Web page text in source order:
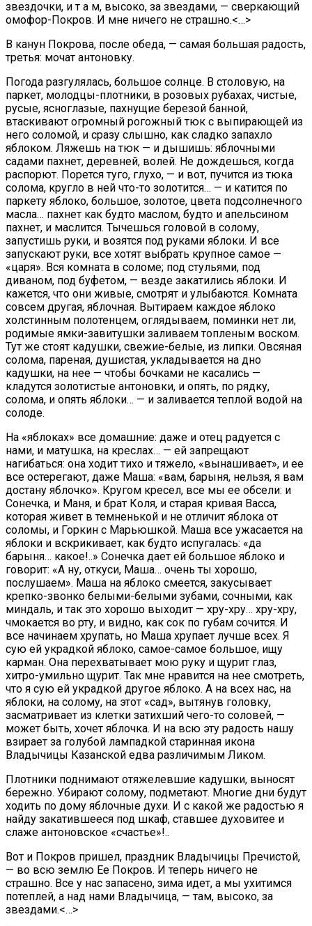
звездочки, и т а м, высоко, за звездами, — сверкающий
омофор-Покров. И мне ничего не страшно.<…>
В канун Покрова, после обеда, — самая большая радость,
третья: мочат антоновку.
Погода разгулялась, большое солнце. В столовую, на
паркет, молодцы-плотники, в розовых рубахах, чистые,
русые, ясноглазые, пахнущие березой банной,
втаскивают огромный рогожный тюк с выпирающей из
него соломой, и сразу слышно, как сладко запахло
яблоком. Ляжешь на тюк — и дышишь: яблочными
садами пахнет, деревней, волей. Не дождешься, когда
распорют. Порется туго, глухо, — и вот, пучится из тюка
солома, кругло в ней что-то золотится… — и катится по
паркету яблоко, большое, золотое, цвета подсолнечного
масла… пахнет как будто маслом, будто и апельсином
пахнет, и маслится. Тычешься головой в солому,
запустишь руки, и возятся под руками яблоки. И все
запускают руки, все хотят выбрать крупное самое —
«царя». Вся комната в соломе; под стульями, под
диваном, под буфетом, — везде закатились яблоки. И
кажется, что они живые, смотрят и улыбаются. Комната
совсем другая, яблочная. Вытираем каждое яблоко
холстинным полотенцем, оглядываем, поминки нет ли,
родимые ямки-завитушки заливаем топленым воском.
Тут же стоят кадушки, свежие-белые, из липки. Овсяная
солома, пареная, душистая, укладывается на дно
кадушки, на нее — чтобы бочками не касались —
кладутся золотистые антоновки, и опять, по рядку,
солома, и опять яблоки… — и заливается теплой водой на
солоде.
На «яблоках» все домашние: даже и отец радуется с
нами, и матушка, на креслах… — ей запрещают
нагибаться: она ходит тихо и тяжело, «вынашивает», и ее
все остерегают, даже Маша: «вам, барыня, нельзя, я вам
достану яблочко». Кругом кресел, все мы ее обсели: и
Сонечка, и Маня, и брат Коля, и старая кривая Васса,
которая живет в темненькой и не отличит яблока от
соломы, и Горкин с Марьюшкой. Маша все ужасается на
яблоки и вскрикивает, как будто испугалась: «да
барыня… какое!..» Сонечка дает ей большое яблоко и
говорит: «А ну, откуси, Маша… очень ты хорошо,
послушаем». Маша на яблоко смеется, закусывает
крепко-звонко белыми-белыми зубами, сочными, как
миндаль, и так это хорошо выходит — хру-хру… хру-хру,
чмокается во рту, и видно, как сок по губам сочится. И
все начинаем хрупать, но Маша хрупает лучше всех. Я
сую ей украдкой яблоко, самое-самое большое, ищу
карман. Она перехватывает мою руку и щурит глаз,
хитро-умильно щурит. Так мне нравится на нее смотреть,
что я сую ей украдкой другое яблоко. А на всех нас, на
яблоки, на солому, на этот «сад», вытянув головку,
засматривает из клетки затихший чего-то соловей, —
может быть, хочет яблочка. И на всю эту радость нашу
взирает за голубой лампадкой старинная икона
Владычицы Казанской едва различимым Ликом.
Плотники поднимают отяжелевшие кадушки, выносят
бережно. Убирают солому, подметают. Многие дни будут
ходить по дому яблочные духи. И с какой же радостью я
найду закатившееся под шкаф, ставшее духовитее и
слаже антоновское «счастье»!..
Вот и Покров пришел, праздник Владычицы Пречистой,
— во всю землю Ее Покров. И теперь ничего не
страшно. Все у нас запасено, зима идет, а мы ухитимся
потеплей, а над нами Владычица, — там, высоко, за
звездами.<…>